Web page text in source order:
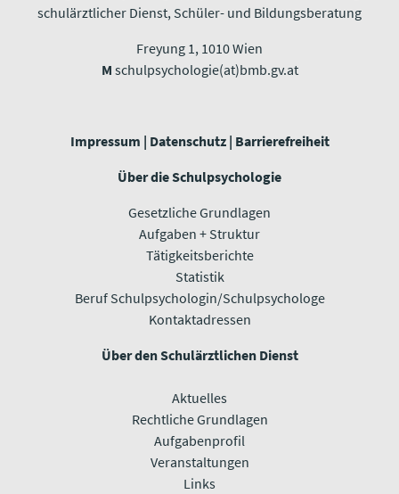
schulärztlicher Dienst, Schüler- und Bildungsberatung
Freyung 1, 1010 Wien​​​​​​​
M schulpsychologie(at)bmb.gv.at
Impressum | Datenschutz| Barrierefreiheit
Über die Schulpsychologie
Gesetzliche Grundlagen
Aufgaben + Struktur
Tätigkeitsberichte
Statistik
Beruf Schulpsychologin/Schulpsychologe
Kontaktadressen
Über den Schulärztlichen Dienst
Aktuelles
Rechtliche Grundlagen
Aufgabenprofil
Veranstaltungen
​​​​​​​Links